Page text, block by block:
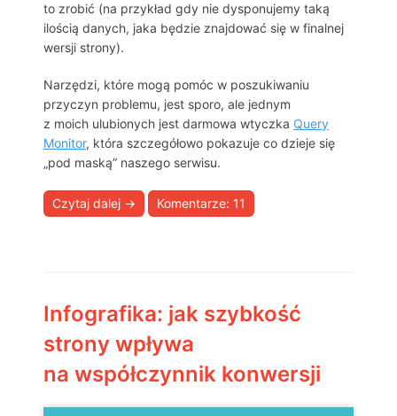
to zrobić (na przykład gdy nie dysponujemy taką
ilością danych, jaka będzie znajdować się w finalnej
wersji strony).
Narzędzi, które mogą pomóc w poszukiwaniu
przyczyn problemu, jest sporo, ale jednym
z moich ulubionych jest darmowa wtyczka Query
Monitor, która szczegółowo pokazuje co dzieje się
„pod maską” naszego serwisu.
Czytaj dalej → Komentarze: 11
Infografika: jak szybkość
strony wpływa
na współczynnik konwersji